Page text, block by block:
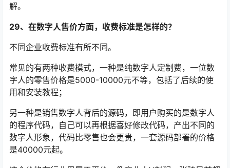
解。
29、在数字人售价方面，收费标准是怎样的？
不同企业收费标准有所不同。
常见的有两种收费模式，一种是纯数字人定制费，一位数
字人的零售价格是5000-10000元不等，包括了后续的使
用和安装教程；
另一种是销售数字人背后的源码，即用户购买的是数字人
的程序代码，自己可以再根据喜好修改代码，产出不同的
数字人形象，代码比零售也会更贵，一套源码部署的价格
是40000元起。